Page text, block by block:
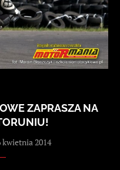
ZAPRASZA NA
kwietnia 2014